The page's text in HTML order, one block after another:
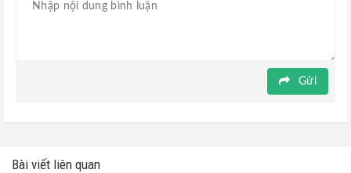
Gửi
Bài viết liên quan